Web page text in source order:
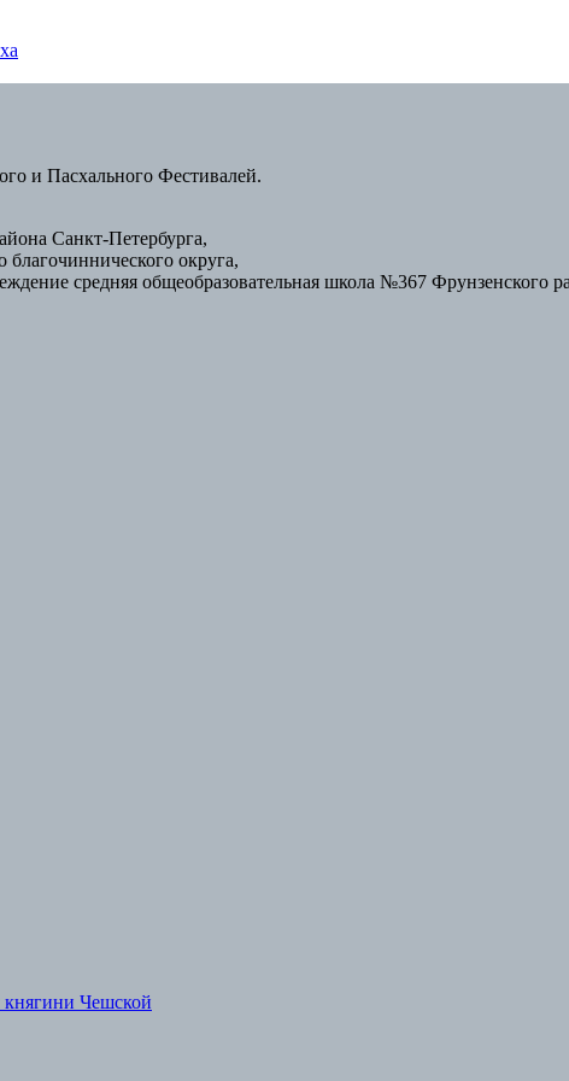
и Пасхального Фестивалей.
Санкт-Петербурга,
округа,
средняя общеобразовательная школа №367 Фрунзенского
Чешской